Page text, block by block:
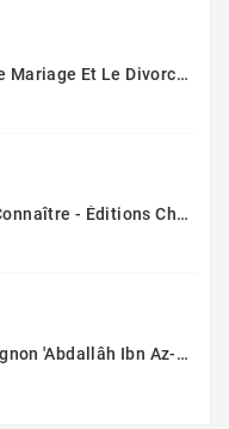
40 Hadiths Sur Le Mariage Et Le Divorce - Anissa
L'Islam Je Veux Connaître - Éditions Chama (Al Azhar)
Le Jeune Compagnon 'Abdallâh Ibn Az-Zoubayr - Éditions Chama (Al Azhar)